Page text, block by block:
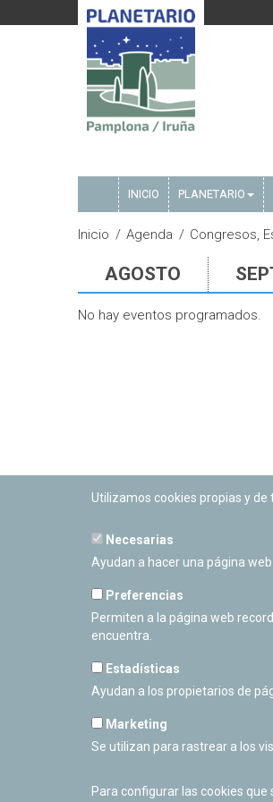
INICIO PLANETARIO
Inicio Agenda Congresos,
AGOSTO
No hay eventos programados.
PLANETARIO DE PAMPLONA
Calle Sancho RamÃ­rez, s/n
Cerrado Temporalmente
Utilizamos cookies propias y
Necesarias
Ayudan a hacer una página
Preferencias
Permiten a la página web
encuentra.
Estadísticas
Ayudan a los propietarios de
Marketing
Se utilizan para rastrear a los
Para configurar las cookies